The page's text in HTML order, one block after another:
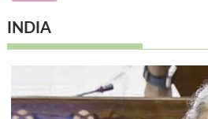
INDIA